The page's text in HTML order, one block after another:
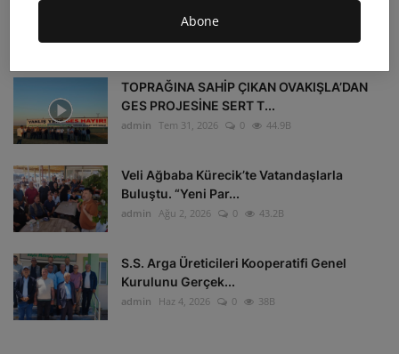
Abone
HALK İNİSİYATİFİ 3...
TOPRAĞINA SAHİP ÇIKAN OVAKIŞLA’DAN
GES PROJESİNE SERT T...
admin Tem 31, 2026 0 44.9B
Veli Ağbaba Kürecik’te Vatandaşlarla
Buluştu. “Yeni Par...
admin Ağu 2, 2026 0 43.2B
S.S. Arga Üreticileri Kooperatifi Genel
Kurulunu Gerçek...
admin Haz 4, 2026 0 38B